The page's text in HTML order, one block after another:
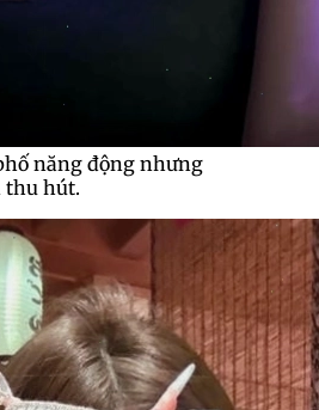
năng động nhưng
thu hút.